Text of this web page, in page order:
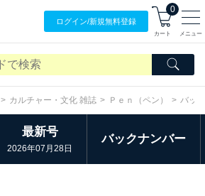
ログイン/新規無料登録
0
カート メニュー
カルチャー・文化 雑誌 Ｐｅｎ（ペン） バッ
最新号
2026年07月28日
バックナンバー